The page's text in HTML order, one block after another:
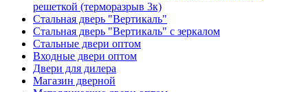
решеткой (терморазрыв 3к)
Стальная дверь "Вертикаль"
Стальная дверь "Вертикаль" с зеркалом
Стальные двери оптом
Входные двери оптом
Двери для дилера
Магазин дверной